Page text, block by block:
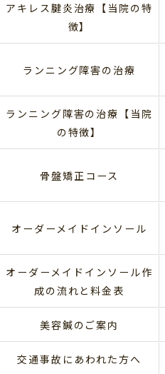
アキレス腱炎治療【当院の特
徴】
ランニング障害の治療
ランニング障害の治療【当院
の特徴】
骨盤矯正コース
オーダーメイドインソール
オーダーメイドインソール作
成の流れと料金表
美容鍼のご案内
交通事故にあわれた方へ